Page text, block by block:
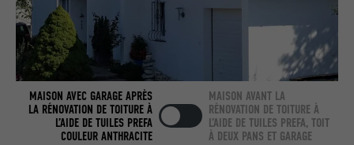
MAISON AVEC GARAGE APRÈS
LA RÉNOVATION DE TOITURE À
L’AIDE DE TUILES PREFA
COULEUR ANTHRACITE
MAISON AVANT LA
RÉNOVATION DE TOITURE À
L’AIDE DE TUILES PREFA, TOIT
À DEUX PANS ET GARAGE
EXPIRATION
UTILITÉ
Utilisé par le service de réseau social
LinkedIn pour suivre l'utilisation de
services intégrés.
NOM bscookie